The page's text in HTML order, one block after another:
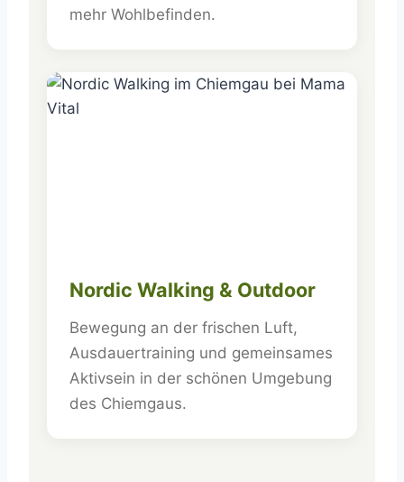
mehr Wohlbefinden.
Nordic Walking & Outdoor
Bewegung an der frischen Luft,
Ausdauertraining und gemeinsames
Aktivsein in der schönen Umgebung
des Chiemgaus.